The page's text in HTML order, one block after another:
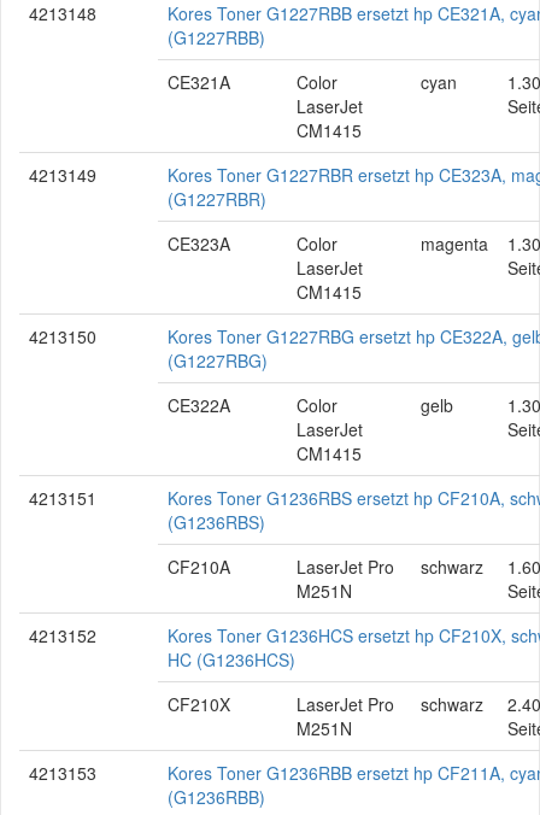
4213148
Kores Toner G1227RBB ersetzt hp CE321A,
(G1227RBB)
CE321A
Color
LaserJet
CM1415
cyan
4213149
Kores Toner G1227RBR ersetzt hp CE323A,
(G1227RBR)
CE323A
Color
LaserJet
CM1415
magenta
4213150
Kores Toner G1227RBG ersetzt hp CE322A,
(G1227RBG)
CE322A
Color
LaserJet
CM1415
gelb
4213151
Kores Toner G1236RBS ersetzt hp CF210A,
(G1236RBS)
CF210A
LaserJet Pro
M251N
schwarz
4213152
Kores Toner G1236HCS ersetzt hp CF210X,
HC (G1236HCS)
CF210X
LaserJet Pro
M251N
schwarz
4213153
Kores Toner G1236RBB ersetzt hp CF211A,
(G1236RBB)